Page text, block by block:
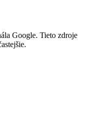
Google. Tieto zdroje